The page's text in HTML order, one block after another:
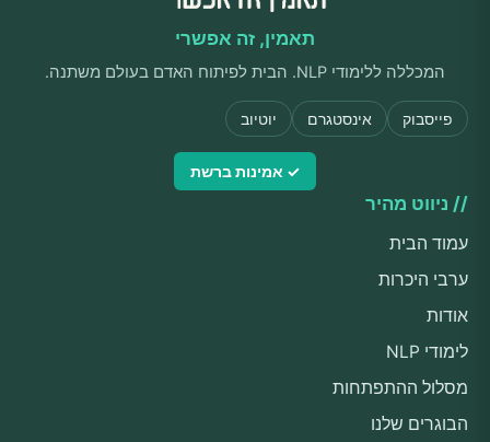
תאמין, זה אפשרי
המכללה ללימודי NLP. הבית לפיתוח האדם בעולם משתנה.
פייסבוק אינסטגרם יוטיוב
✓ אמינות ברשת
// ניווט מהיר
עמוד הבית
ערבי היכרות
אודות
לימודי NLP
מסלול ההתפתחות
הבוגרים שלנו